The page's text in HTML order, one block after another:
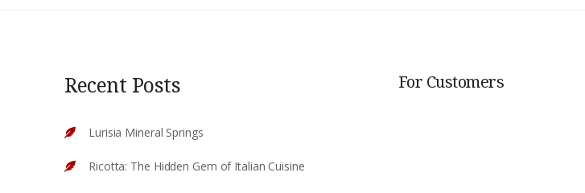
Recent Posts
Lurisia Mineral Springs
Ricotta: The Hidden Gem of Italian Cuisine
For Customers